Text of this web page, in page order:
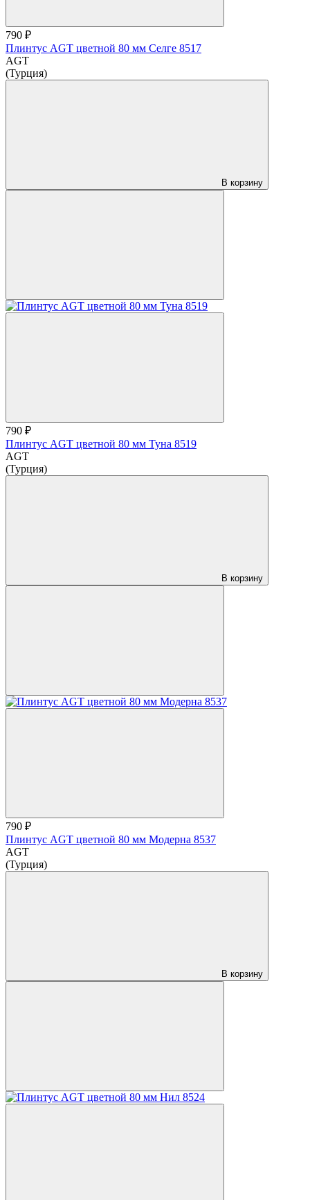
790 ₽
Плинтус AGT цветной 80 мм Селге 8517
AGT
(Турция)
В корзину
790 ₽
Плинтус AGT цветной 80 мм Туна 8519
AGT
(Турция)
В корзину
790 ₽
Плинтус AGT цветной 80 мм Модерна 8537
AGT
(Турция)
В корзину